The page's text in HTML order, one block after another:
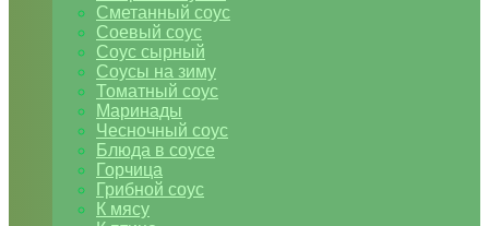
Сметанный соус
Соевый соус
Соус сырный
Соусы на зиму
Томатный соус
Маринады
Чесночный соус
Блюда в соусе
Горчица
Грибной соус
К мясу